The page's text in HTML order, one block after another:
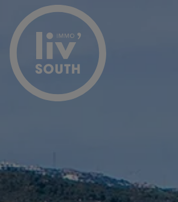
Menu overslaan en naar de inhoud gaan